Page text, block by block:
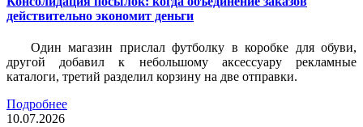
действительно экономит деньги
Один магазин прислал футболку в коробке для обуви,
другой добавил к небольшому аксессуару рекламные
каталоги, третий разделил корзину на две отправки.
Подробнее
10.07.2026